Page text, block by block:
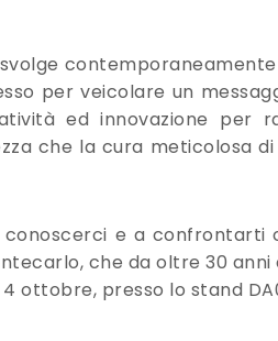
per veicolare un
ed innovazione per
che la cura meticolosa
conoscerci e a
che da oltre 30
4 ottobre, presso lo stand